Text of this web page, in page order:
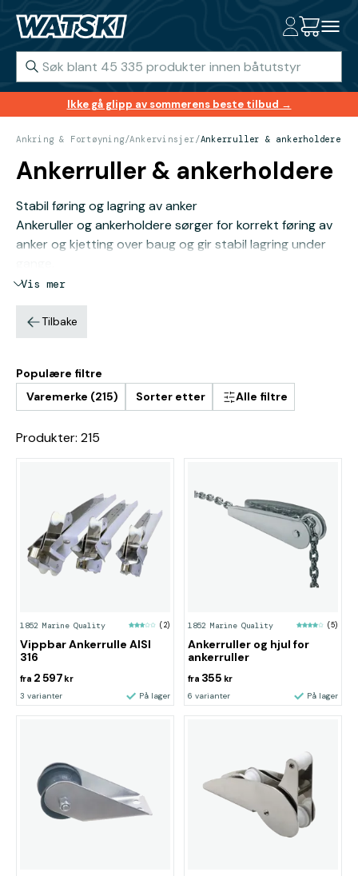
Ikke gå glipp av sommerens beste tilbud →
Ankring & Fortøyning/Ankervinsjer/Ankerruller & ankerholdere
Ankerruller & ankerholdere
Stabil føring og lagring av anker
Ankeruller og ankerholdere sørger for korrekt føring av
anker og kjetting over baug og gir stabil lagring under
Vis mer
Tilbake
Populære filtre
Varemerke (215)
Sorter etter Alle filtre
Produkter: 215
1852 Marine Quality (2)
Vippbar Ankerrulle AISI
316
fra 2 597 kr
3 varianter På lager
1852 Marine Quality (5)
Ankerruller og hjul for
ankerruller
fra 355 kr
6 varianter På lager